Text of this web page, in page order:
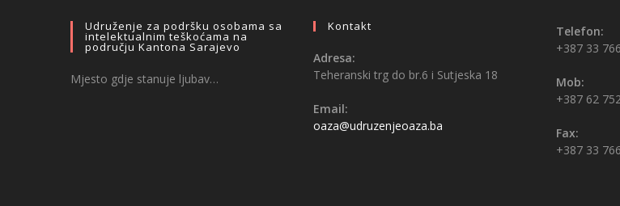
Udruženje za podršku osobama sa
intelektualnim teškoćama na
području Kantona Sarajevo
Mjesto gdje stanuje ljubav…
Kontakt
Adresa:
Teheranski trg do br.6 i Sutjeska 18
Email:
oaza@udruzenjeoaza.ba
Telefon:
+387 33
Mob:
+387 62
Fax:
+387 33